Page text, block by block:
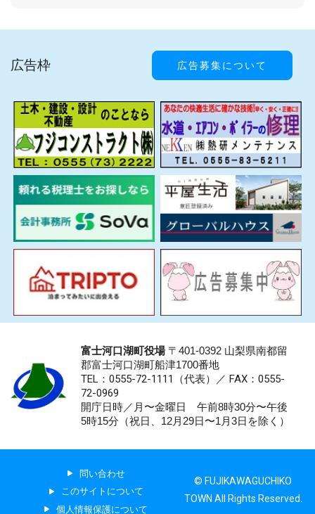
広告枠 広告募集について
富士河口湖町役場〒401-0392 山梨県南都留
郡富士河口湖町船津1700番地
TEL：0555-72-1111 （代表）／ FAX：0555-
72-0969
開庁日時／月〜金曜日 午前8時30分〜午後
5時15分（祝日、12月29日〜1月3日を除く）
問い合わせ
このサイトについて
個人情報保護について
© FUJIKAWAGUCHIKO
TOWN All Rights Reserved.